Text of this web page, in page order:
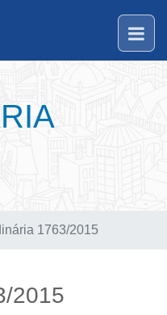
1763/2015
2015